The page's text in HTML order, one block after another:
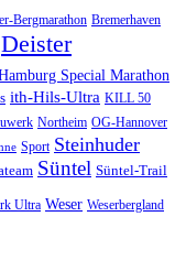
Bergmarathon Bremerhaven
Deister
Special Marathon
ith-Hils-Ultra KILL 50
Northeim OG-Hannover
Sport Steinhuder
Süntel Süntel-Trail
Ultra Weser Weserbergland